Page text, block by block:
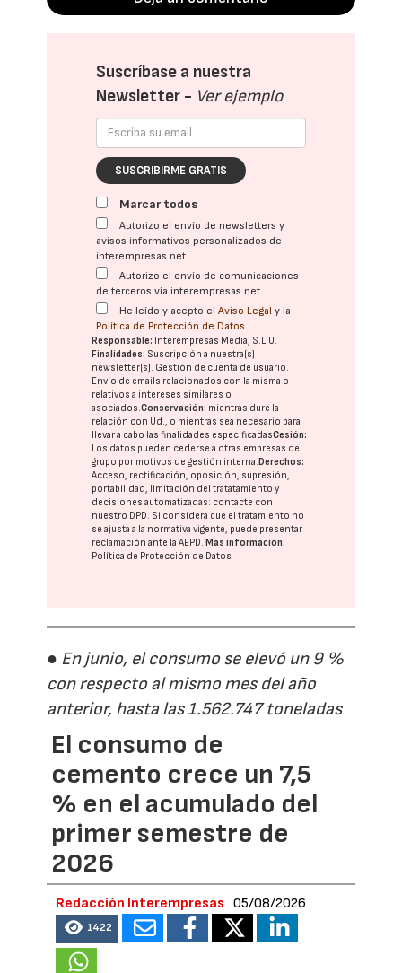
Suscríbase a nuestra
Newsletter - Ver ejemplo
SUSCRIBIRME GRATIS
Marcar todos
Autorizo el envío de newsletters y
avisos informativos personalizados de
interempresas.net
Autorizo el envío de comunicaciones
de terceros vía interempresas.net
He leído y acepto elAviso Legal y la
Política de Protección de Datos
Responsable: Interempresas Media, S.L.U.
Finalidades: Suscripción a nuestra(s)
newsletter(s). Gestión de cuenta de usuario.
Envío de emails relacionados con la misma o
relativos a intereses similares o
asociados.Conservación: mientras dure la
relación con Ud., o mientras sea necesario para
llevar a cabo las finalidades especificadasCesión:
Los datos pueden cederse a otras empresas del
grupo por motivos de gestión interna.Derechos:
Acceso, rectificación, oposición, supresión,
portabilidad, limitación del tratatamiento y
decisiones automatizadas: contacte con
nuestro DPD . Si considera que el tratamiento no
se ajusta a la normativa vigente, puede presentar
reclamación ante laAEPD .Más información:
Política de Protección de Datos
● En junio, el consumo se elevó un 9 %
con respecto al mismo mes del año
anterior, hasta las 1.562.747 toneladas
El consumo de
cemento crece un 7,5
% en el acumulado del
primer semestre de
2026
Redacción Interempresas 05/08/2026
1422